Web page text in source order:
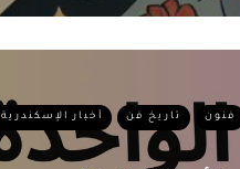
أخبار الإسكندرية تاريخ فن فنون